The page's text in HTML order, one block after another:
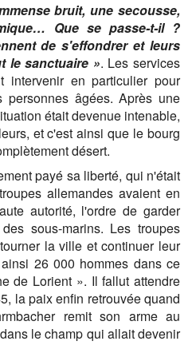
bruit, une secousse,
Que se passe-t-il ?
de s'effondrer et leurs
le sanctuaire ». Les services
en particulier pour
âgées. Après une
était devenue intenable,
et c'est ainsi que le bourg
désert.
payé sa liberté, qui n'était
allemandes avaient en
autorité, l'ordre de garder
sous-marins. Les troupes
la ville et continuer leur
26 000 hommes dans ce
de Lorient ». Il fallut attendre
la paix enfin retrouvée quand
remit son arme au
le champ qui allait devenir